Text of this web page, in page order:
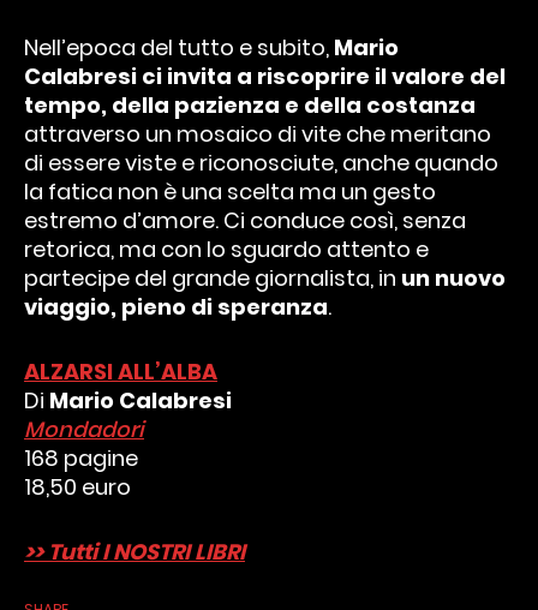
Nell’epoca del tutto e subito, Mario
Calabresi ci invita a riscoprire il valore del
tempo, della pazienza e della costanza
attraverso un mosaico di vite che meritano
di essere viste e riconosciute, anche quando
la fatica non è una scelta ma un gesto
estremo d’amore. Ci conduce così, senza
retorica, ma con lo sguardo attento e
partecipe del grande giornalista, in un nuovo
viaggio, pieno di speranza.
ALZARSI ALL’ALBA
Di Mario Calabresi
Mondadori
168 pagine
18,50 euro
>> Tutti I NOSTRI LIBRI